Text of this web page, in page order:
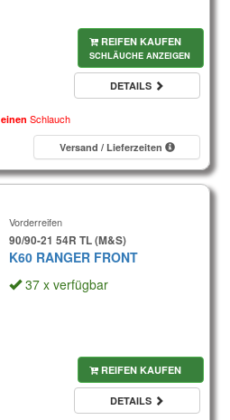
REIFEN KAUFEN
SCHLÄUCHE ANZEIGEN
DETAILS
einen Schlauch
Versand / Lieferzeiten
Vorderreifen
90/90-21 54R TL (M&S)
K60 RANGER FRONT
37 x verfügbar
REIFEN KAUFEN
DETAILS